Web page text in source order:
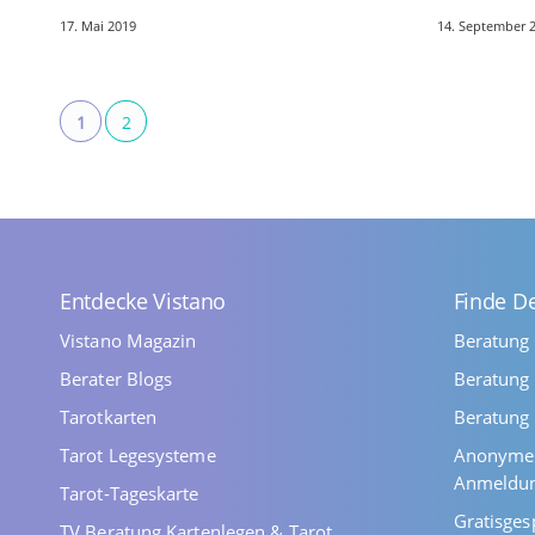
stellten und auf unterschiedliche
17. Mai 2019 14. September
1 2
Entdecke Vistano
Vistano Magazin
Berater Blogs
Tarotkarten
Tarot Legesysteme
Tarot-Tageskarte
Finde
Beratung
Beratung